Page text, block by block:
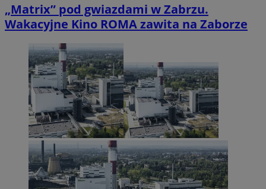
„Matrix” pod gwiazdami w Zabrzu.
Wakacyjne Kino ROMA zawita na Zaborze